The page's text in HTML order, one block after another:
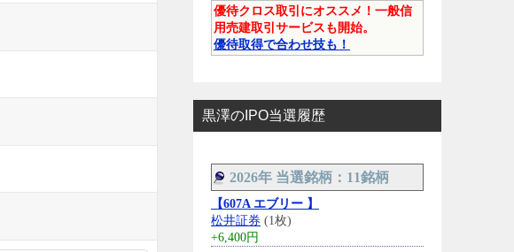
優待クロス取引にオススメ！一般信
用売建取引サービスも開始。
優待取得で合わせ技も！
黒澤のIPO当選履歴
2026年 当選銘柄：11銘柄
【607A エブリー 】
松井証券 (1枚)
+6,400円